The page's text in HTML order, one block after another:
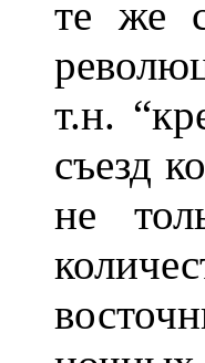
те же
т.н.
съезд
не